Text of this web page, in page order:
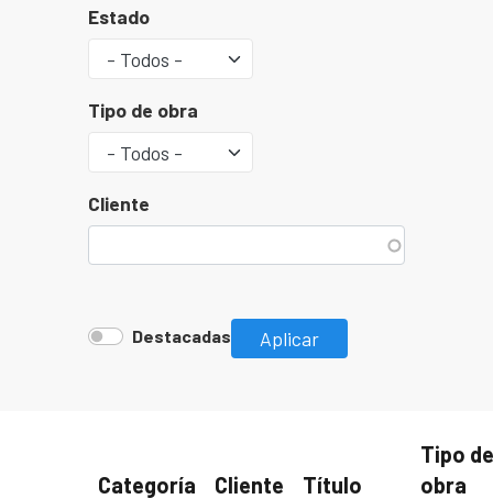
Estado
Tipo de obra
Cliente
Destacadas Aplicar
Categoría Cliente Título
Tipo de
obra